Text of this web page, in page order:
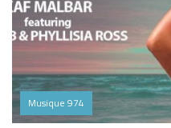
Musique 974